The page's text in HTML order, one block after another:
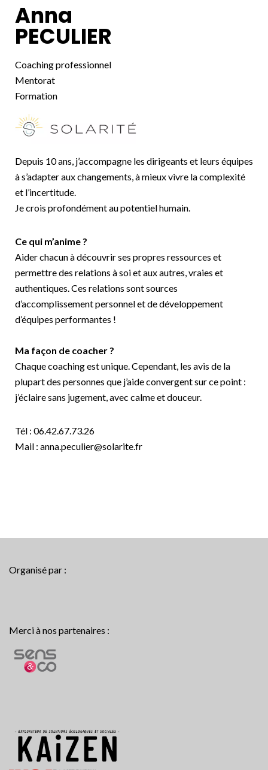
Anna
PECULIER
Coaching professionnel
Mentorat
Formation
Depuis 10 ans, j’accompagne les dirigeants et leurs équipes
à s’adapter aux changements, à mieux vivre la complexité
et l’incertitude.
Je crois profondément au potentiel humain.
Ce qui m’anime ?
Aider chacun à découvrir ses propres ressources et
permettre des relations à soi et aux autres, vraies et
authentiques. Ces relations sont sources
d’accomplissement personnel et de développement
d’équipes performantes !
Ma façon de coacher ?
Chaque coaching est unique. Cependant, les avis de la
plupart des personnes que j’aide convergent sur ce point :
j’éclaire sans jugement, avec calme et douceur.
Tél : 06.42.67.73.26
Mail : anna.peculier@solarite.fr
Organisé par :
Merci à nos partenaires :